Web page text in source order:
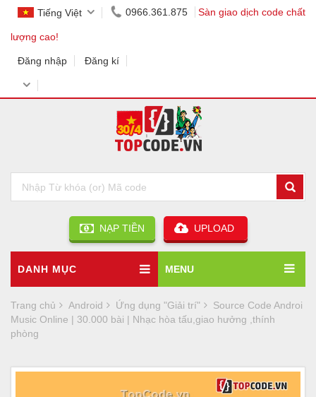
Tiếng Việt 0966.361.875 Sàn giao dịch code chất
lượng cao!
Đăng nhập Đăng kí
NẠP TIỀN UPLOAD
DANH MỤC MENU
Trang chủ Android Ứng dụng "Giải trí"
Source Code Androi
Music Online | 30.000 bài | Nhạc hòa tấu,giao hưởng ,thính
phòng